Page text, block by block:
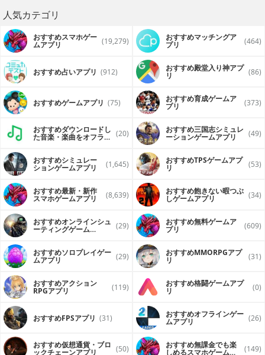
人気カテゴリ
おすすめスマホゲー
ムアプリ (19,279) おすすめマッチングア
プリ (464)
おすすめ占いアプリ (912) おすすめ殿堂入り神アプ
リ (86)
おすすめゲームアプリ (75) おすすめ育成ゲームア
プリ (373)
おすすめダウンロードし
た音楽・楽曲をオフライ (20) おすすめ三国志シミュレ
ーションゲームアプリ (49)
おすすめシミュレー
ションゲームアプリ (1,645) おすすめTPSゲームアプ
リ (53)
おすすめ最新・新作
スマホゲームアプリ (8,639) おすすめ飽きない暇つぶ
しゲームアプリ (34)
おすすめオンラインシュ
ーティングゲーム (29) おすすめ無料ゲームア
プリ (609)
おすすめソロプレイゲー
ムアプリ (29) おすすめ MMORPGアプ
リ (31)
おすすめアクション
RPGアプリ (119) おすすめ格闘ゲームアプ
リ (0)
おすすめFPSアプリ (31) おすすめオフラインゲー
ムアプリ (26)
おすすめ仮想通貨・ブロ
ックチェーンアプリ (50) おすすめ無課金でも楽
しめるスマホゲームア (149)